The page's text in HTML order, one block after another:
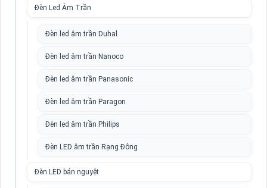
Đèn Led Âm Trần
Đèn led âm trần Duhal
Đèn led âm trần Nanoco
Đèn led âm trần Panasonic
Đèn led âm trần Paragon
Đèn led âm trần Philips
Đèn LED âm trần Rạng Đông
Đèn LED bán nguyệt